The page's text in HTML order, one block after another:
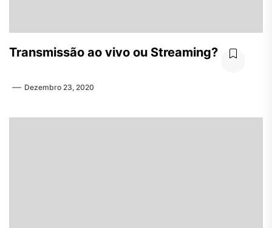
Transmissão ao vivo ou Streaming?
Dezembro 23, 2020